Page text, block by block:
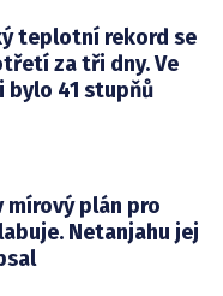
teplotní rekord se
za tři dny. Ve
bylo 41 stupňů
mírový plán pro
Netanjahu jej